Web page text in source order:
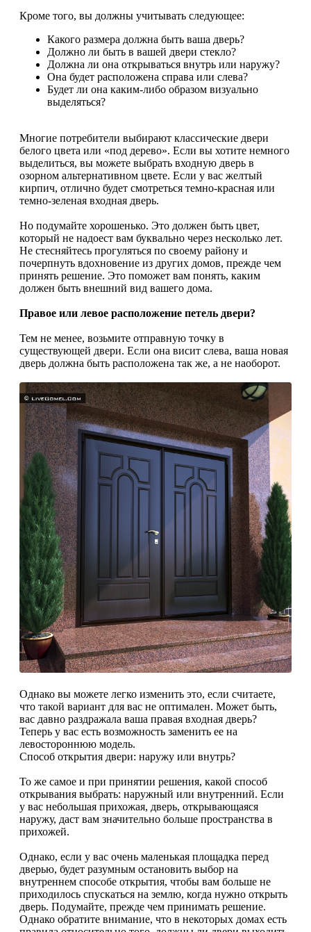
Кроме того, вы должны учитывать следующее:
Какого размера должна быть ваша дверь?
Должно ли быть в вашей двери стекло?
Должна ли она открываться внутрь или наружу?
Она будет расположена справа или слева?
Будет ли она каким-либо образом визуально
выделяться?
Многие потребители выбирают классические двери
белого цвета или «под дерево». Если вы хотите немного
выделиться, вы можете выбрать входную дверь в
озорном альтернативном цвете. Если у вас желтый
кирпич, отлично будет смотреться темно-красная или
темно-зеленая входная дверь.
Но подумайте хорошенько. Это должен быть цвет,
который не надоест вам буквально через несколько лет.
Не стесняйтесь прогуляться по своему району и
почерпнуть вдохновение из других домов, прежде чем
принять решение. Это поможет вам понять, каким
должен быть внешний вид вашего дома.
Правое или левое расположение петель двери?
Тем не менее, возьмите отправную точку в
существующей двери. Если она висит слева, ваша новая
дверь должна быть расположена так же, а не наоборот.
Однако вы можете легко изменить это, если считаете,
что такой вариант для вас не оптимален. Может быть,
вас давно раздражала ваша правая входная дверь?
Теперь у вас есть возможность заменить ее на
левостороннюю модель.
Способ открытия двери: наружу или внутрь?
То же самое и при принятии решения, какой способ
открывания выбрать: наружный или внутренний. Если
у вас небольшая прихожая, дверь, открывающаяся
наружу, даст вам значительно больше пространства в
прихожей.
Однако, если у вас очень маленькая площадка перед
дверью, будет разумным остановить выбор на
внутреннем способе открытия, чтобы вам больше не
приходилось спускаться на землю, когда нужно открыть
дверь. Подумайте, прежде чем принимать решение.
Однако обратите внимание, что в некоторых домах есть